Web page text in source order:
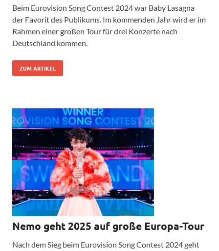
Beim Eurovision Song Contest 2024 war Baby Lasagna
der Favorit des Publikums. Im kommenden Jahr wird er im
Rahmen einer großen Tour für drei Konzerte nach
Deutschland kommen.
ZUM ARTIKEL
Nemo geht 2025 auf große Europa-Tour
Nach dem Sieg beim Eurovision Song Contest 2024 geht